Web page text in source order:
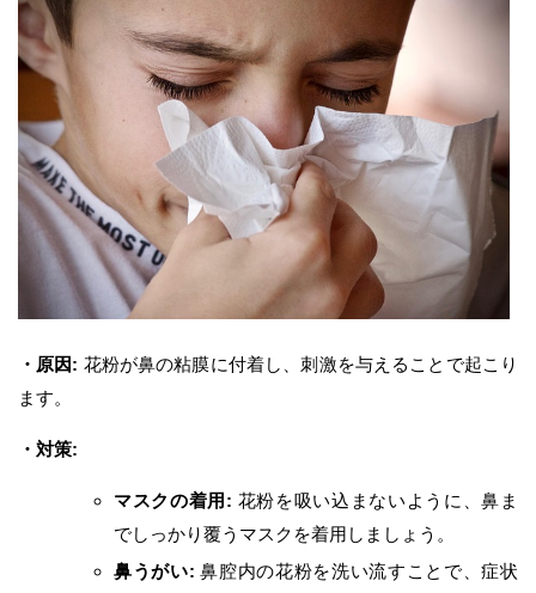
・原因: 花粉が鼻の粘膜に付着し、刺激を与えることで起こり
ます。
・対策:
マスクの着用: 花粉を吸い込まないように、鼻ま
でしっかり覆うマスクを着用しましょう。
鼻うがい: 鼻腔内の花粉を洗い流すことで、症状